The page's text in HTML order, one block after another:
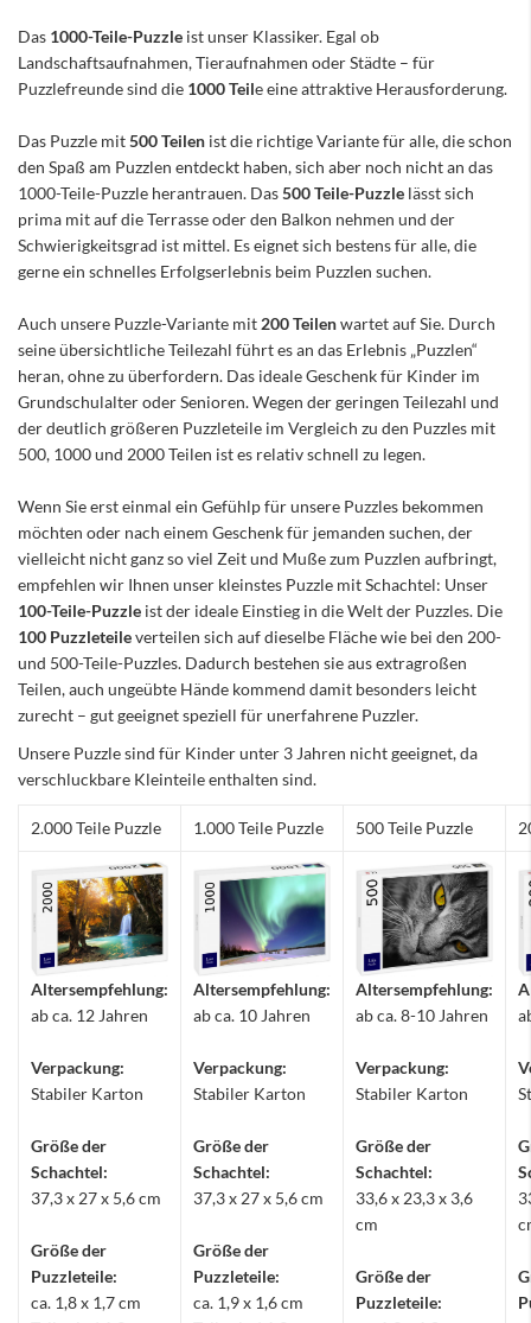
Das 1000-Teile-Puzzle ist unser Klassiker. Egal ob
Landschaftsaufnahmen, Tieraufnahmen oder Städte – für
Puzzlefreunde sind die 1000 Teile eine attraktive Herausforderung.
Das Puzzle mit500 Teilen ist die richtige Variante für alle, die schon
den Spaß am Puzzlen entdeckt haben, sich aber noch nicht an das
1000-Teile-Puzzle herantrauen. Das500 Teile-Puzzle lässt sich
prima mit auf die Terrasse oder den Balkon nehmen und der
Schwierigkeitsgrad ist mittel. Es eignet sich bestens für alle, die
gerne ein schnelles Erfolgserlebnis beim Puzzlen suchen.
Auch unsere Puzzle-Variante mit 200 Teilenwartet auf Sie. Durch
seine übersichtliche Teilezahl führt es an das Erlebnis „Puzzlen“
heran, ohne zu überfordern. Das ideale Geschenk für Kinder im
Grundschulalter oder Senioren. Wegen der geringen Teilezahl und
der deutlich größeren Puzzleteile im Vergleich zu den Puzzles mit
500, 1000 und 2000 Teilen ist es relativ schnell zu legen.
Wenn Sie erst einmal ein Gefühlp für unsere Puzzles bekommen
möchten oder nach einem Geschenk für jemanden suchen, der
vielleicht nicht ganz so viel Zeit und Muße zum Puzzlen aufbringt,
empfehlen wir Ihnen unser kleinstes Puzzle mit Schachtel: Unser
100-Teile-Puzzle ist der ideale Einstieg in die Welt der Puzzles. Die
100 Puzzleteileverteilen sich auf dieselbe Fläche wie bei den 200-
und 500-Teile-Puzzles. Dadurch bestehen sie aus extragroßen
Teilen, auch ungeübte Hände kommend damit besonders leicht
zurecht – gut geeignet speziell für unerfahrene Puzzler.
Unsere Puzzle sind für Kinder unter 3 Jahren nicht geeignet, da
verschluckbare Kleinteile enthalten sind.
2.000 Teile Puzzle 1.000 Teile Puzzle 500 Teile Puzzle
Altersempfehlung:
ab ca. 12 Jahren
Verpackung:
Stabiler Karton
Größe der
Schachtel:
37,3 x 27 x 5,6 cm
Größe der
Puzzleteile:
ca. 1,8 x 1,7 cm
Altersempfehlung:
ab ca. 10 Jahren
Verpackung:
Stabiler Karton
Größe der
Schachtel:
37,3 x 27 x 5,6 cm
Größe der
Puzzleteile:
ca. 1,9 x 1,6 cm
Altersempfehlung:
ab ca. 8-10 Jahren
Verpackung:
Stabiler Karton
Größe der
Schachtel:
33,6 x 23,3 x 3,6
cm
Größe der
Puzzleteile: